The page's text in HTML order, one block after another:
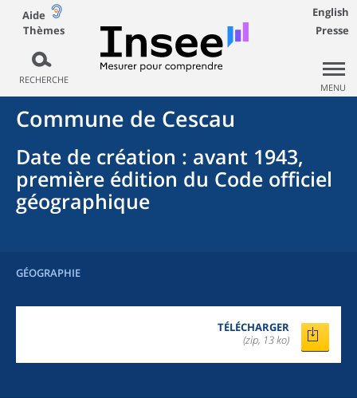
Aide
Thèmes
RECHERCHE
English
Presse
MENU
Commune de Cescau
Date de création : avant 1943,
première édition du Code officiel
géographique
GÉOGRAPHIE
TÉLÉCHARGER
(zip, 13 ko)